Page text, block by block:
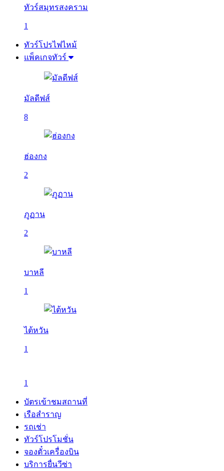
ทัวร์สมุทรสงคราม
1
ทัวร์โปรไฟไหม้
แพ็คเกจทัวร์
มัลดีฟส์
8
ฮ่องกง
2
ภูฏาน
2
บาหลี
1
ไต้หวัน
1
1
บัตรเข้าชมสถานที่
เรือสำราญ
รถเช่า
ทัวร์โปรโมชั่น
จองตั๋วเครื่องบิน
บริการยื่นวีซ่า